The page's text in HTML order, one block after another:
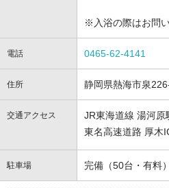
※入浴の際はお問
電話 0465-62-4141
住所 静岡県熱海市泉
交通アクセス
JR東海道線 湯河
東名高速道路 厚木
駐車場 完備（50台・有料）